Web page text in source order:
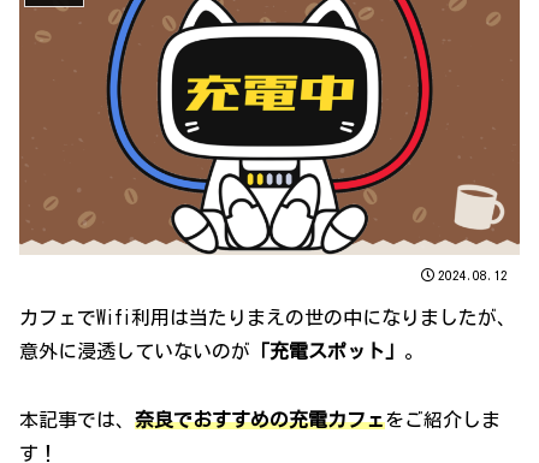
2024.08.12
カフェでWifi利用は当たりまえの世の中になりましたが、
意外に浸透していないのが 「充電スポット」 。
本記事では、 奈良でおすすめの充電カフェをご紹介しま
す！